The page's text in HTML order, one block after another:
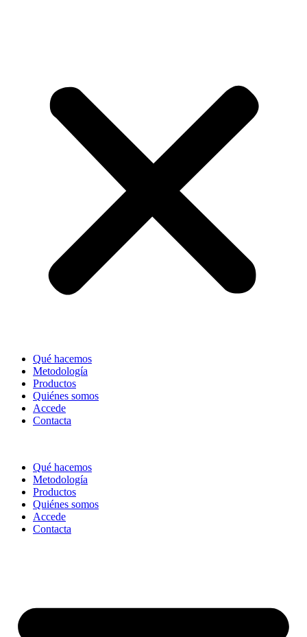
Qué hacemos
Metodología
Productos
Quiénes somos
Accede
Contacta
Qué hacemos
Metodología
Productos
Quiénes somos
Accede
Contacta